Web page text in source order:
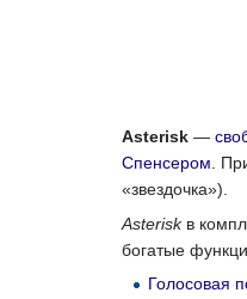
Asterisk —
Спенсером .
«звездочка»).
Asteriskв
богатые
Голосовая